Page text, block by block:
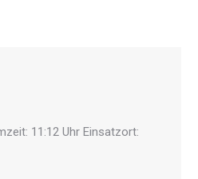
11:12 Uhr Einsatzort: